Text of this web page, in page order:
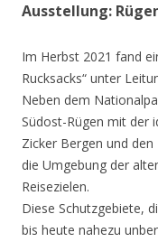
Ausstellung:
Im Herbst 2021 fand
Rucksacks“ unter
Neben dem
Südost-Rügen mit der
Zicker Bergen und
die Umgebung der
Reisezielen.
Diese Schutzgebiete,
bis heute nahezu